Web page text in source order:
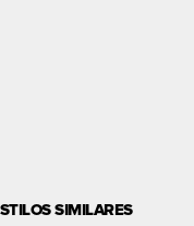
SIMILARES